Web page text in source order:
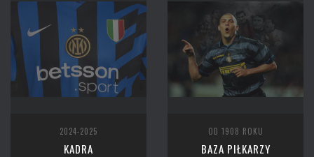
2024-2025
KADRA
OD 1908 ROKU
BAZA PIŁKARZY